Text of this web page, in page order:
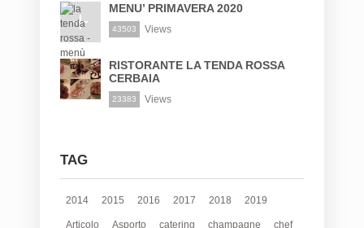
MENU’ PRIMAVERA 2020
43503 Views
RISTORANTE LA TENDA ROSSA
CERBAIA
23383 Views
TAG
2014 2015 2016 2017 2018 2019
Articolo Asporto catering champagne chef